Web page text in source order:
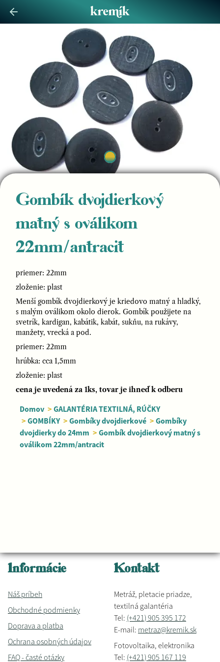
Gombík dvojdierkový
matný s oválikom
22mm/antracit
priemer: 22mm
zloženie: plast
Menší gombík dvojdierkový je kriedovo matný a hladký,
s malým oválikom okolo dierok. Gombík použijete na
svetrík, kardigan, kabátik, kabát, sukňu, na rukávy,
manžety, vrecká a pod.
priemer: 22mm
hrúbka: cca 1,5mm
zloženie: plast
cena je uvedená za 1ks, tovar je ihneď k odberu
Domov > GALANTÉRIA TEXTILNÁ, RÚČKY
> GOMBÍKY > Gombíky dvojdierkové > Gombíky
dvojdierky do 24mm > Gombík dvojdierkový matný s
oválikom 22mm/antracit
Informácie
Náš príbeh
Obchodné podmienky
Doprava a platba
Ochrana osobných údajov
FAQ - časté otázky
Kontakt
Metráž, pletacie priadze,
textilná galantéria
Tel: (+421) 905 395 172
E-mail: metraz@kremik.sk
Fotovoltaika, elektronika
Tel: (+421) 905 167 119